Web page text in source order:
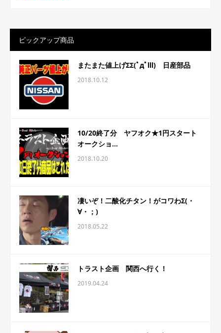
ピックアップ商品
またまた値上げΣΣ(ﾟдﾟlll) 日産部品
2018.10.12
10/20終了分 ヤフオク★1円スタート
オークショ...
2018.10.20
凄いぞ！二酸化チタン！がコワわΣ(・
∀・；)
2018.05.22
トラスト企画 関西へ行く！
2019.04.24